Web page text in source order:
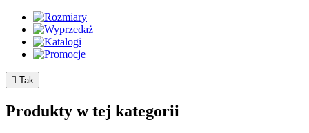
 Tak
Produkty w tej kategorii